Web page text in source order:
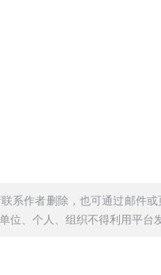
系作者删除，也可通过邮件
位、个人、组织不得利用平台